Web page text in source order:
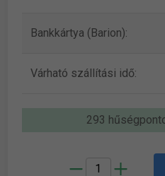
Bankkártya (Barion):
Várható szállítási idő:
293